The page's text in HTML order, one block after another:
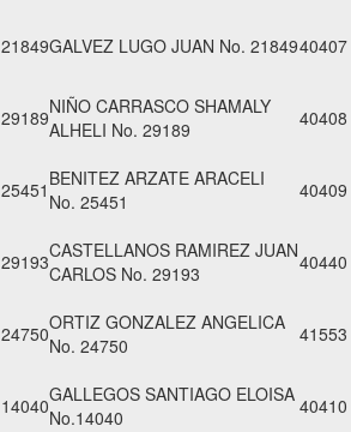
21849GALVEZ LUGO JUAN No. 2184940407
29189NIÑO CARRASCO SHAMALY
ALHELI No. 29189
40408
25451 BENITEZ ARZATE ARACELI
No. 25451
40409
29193CASTELLANOS RAMIREZ JUAN
CARLOS No. 29193
40440
24750ORTIZ GONZALEZ ANGELICA
No. 24750
41553
14040GALLEGOS SANTIAGO ELOISA
No.14040
40410